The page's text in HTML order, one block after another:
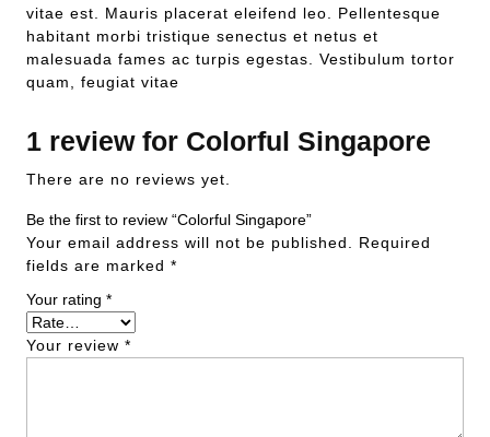
vitae est. Mauris placerat eleifend leo. Pellentesque
habitant morbi tristique senectus et netus et
malesuada fames ac turpis egestas. Vestibulum tortor
quam, feugiat vitae
1 review for Colorful Singapore
There are no reviews yet.
Be the first to review “Colorful Singapore”
Your email address will not be published.
Required
fields are marked *
Your rating *
Your review *